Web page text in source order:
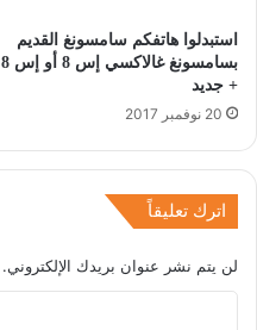
استبدلوا هاتفكم سامسونغ القديم
بسامسونغ غالاكسي إس 8 أو إس 8
+ جديد
20 نوفمبر 2017
اترك تعليقاً
لن يتم نشر عنوان بريدك الإلكتروني.